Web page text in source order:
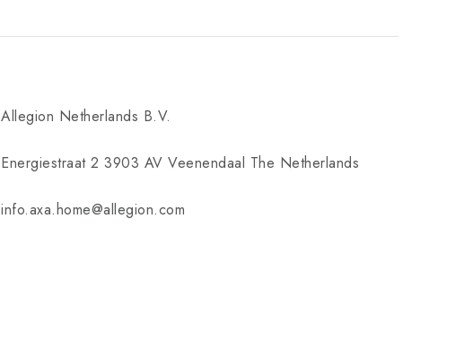
Allegion Netherlands B.V.
Energiestraat 2 3903 AV Veenendaal The Netherlands
info.axa.home@allegion.com